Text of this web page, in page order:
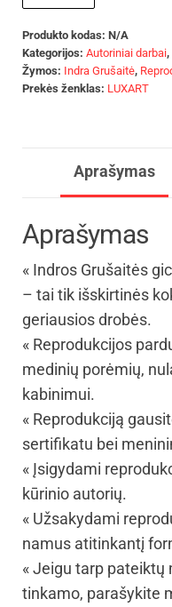
Produkto kodas: N/A
Kategorijos: Autoriniai darbai,
Žymos: Indra Grušaitė,
Prekės ženklas: LUXART
Aprašymas
Aprašymas
« Indros Grušaitės
– tai tik išskirtinės
geriausios drobės.
« Reprodukcijos
medinių porėmių,
kabinimui.
« Reprodukciją
sertifikatu bei
« Įsigydami
kūrinio autorių.
« Užsakydami
namus atitinkantį
« Jeigu tarp
tinkamo, parašykite